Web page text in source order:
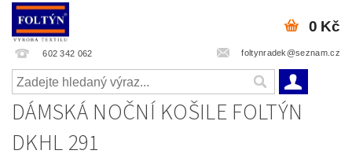
602 342 062 foltynradek@seznam.cz
0 Kč
DÁMSKÁ NOČNÍ KOŠILE FOLTÝN
DKHL 291